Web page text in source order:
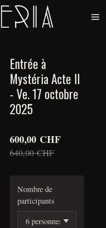
Entrée à
Mystéria Acte II
- Ve. 17 octobre
2025
600,00 CHF
640,00 CHF
Nombre de
participants